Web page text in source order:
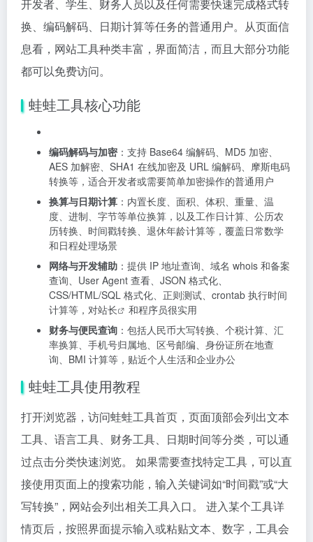
开发者、学生、财务人员以及任何需要快速完成格式转
换、编码解码、日期计算等任务的普通用户。从页面信
息看，网站工具种类丰富，界面简洁，而且大部分功能
都可以免费访问。
蛙蛙工具核心功能
编码解码与加密 ：支持 Base64 编解码、MD5 加密、
AES 加解密、SHA1 在线加密及 URL 编解码、摩斯电码
转换等，适合开发者或需要简单加密操作的普通用户
换算与日期计算 ：内置长度、面积、体积、重量、温
度、进制、字节等单位换算，以及工作日计算、公历农
历转换、时间戳转换、退休年龄计算等，覆盖日常数学
和日程处理场景
网络与开发辅助 ：提供 IP 地址查询、域名 whois 和备案
查询、User Agent 查看、JSON 格式化、
CSS/HTML/SQL 格式化、正则测试、crontab 执行时间
计算等，对站长
和程序员很实用
财务与便民查询 ：包括人民币大写转换、个税计算、汇
率换算、手机号归属地、区号邮编、身份证所在地查
询、BMI 计算等，贴近个人生活和企业办公
蛙蛙工具使用教程
打开浏览器，访问蛙蛙工具首页，页面顶部会列出文本
工具、语言工具、财务工具、日期时间等分类，可以通
过点击分类快速浏览。 如果需要查找特定工具，可以直
接使用页面上的搜索功能，输入关键词如“时间戳”或“大
写转换”，网站会列出相关工具入口。 进入某个工具详
情页后，按照界面提示输入或粘贴文本、数字，工具会